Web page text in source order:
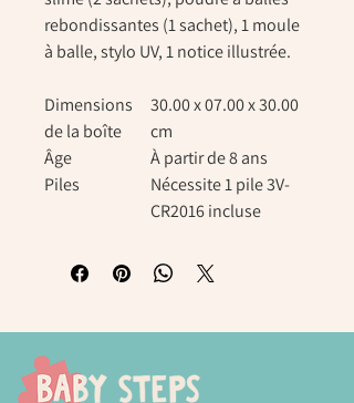
rebondissantes (1 sachet), 1 moule
à balle, stylo UV, 1 notice illustrée.
Dimensions
de la boîte
30.00 x 07.00 x 30.00
cm
Âge
À partir de 8 ans
Piles
Nécessite 1 pile 3V-
CR2016 incluse